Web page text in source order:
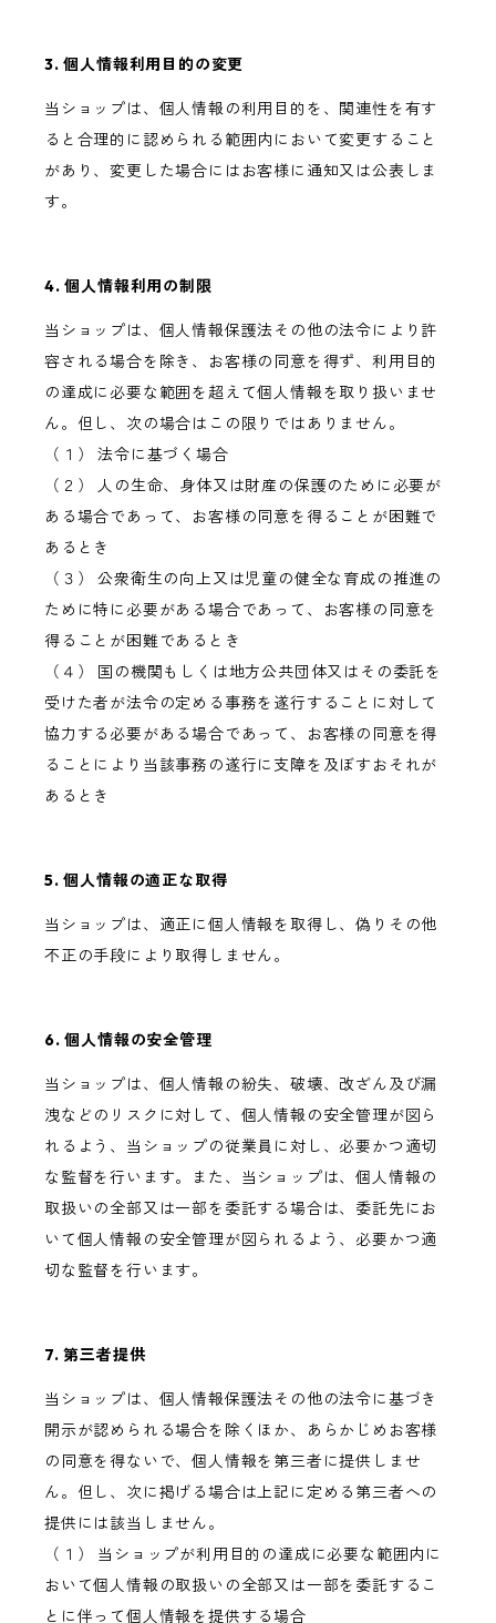
3. 個人情報利用目的の変更
当ショップは、個人情報の利用目的を、関連性を有す
ると合理的に認められる範囲内において変更すること
があり、変更した場合にはお客様に通知又は公表しま
す。
4. 個人情報利用の制限
当ショップは、個人情報保護法その他の法令により許
容される場合を除き、お客様の同意を得ず、利用目的
の達成に必要な範囲を超えて個人情報を取り扱いませ
ん。但し、次の場合はこの限りではありません。
（１） 法令に基づく場合
（２） 人の生命、身体又は財産の保護のために必要が
ある場合であって、お客様の同意を得ることが困難で
あるとき
（３） 公衆衛生の向上又は児童の健全な育成の推進の
ために特に必要がある場合であって、お客様の同意を
得ることが困難であるとき
（４） 国の機関もしくは地方公共団体又はその委託を
受けた者が法令の定める事務を遂行することに対して
協力する必要がある場合であって、お客様の同意を得
ることにより当該事務の遂行に支障を及ぼすおそれが
あるとき
5. 個人情報の適正な取得
当ショップは、適正に個人情報を取得し、偽りその他
不正の手段により取得しません。
6. 個人情報の安全管理
当ショップは、個人情報の紛失、破壊、改ざん及び漏
洩などのリスクに対して、個人情報の安全管理が図ら
れるよう、当ショップの従業員に対し、必要かつ適切
な監督を行います。また、当ショップは、個人情報の
取扱いの全部又は一部を委託する場合は、委託先にお
いて個人情報の安全管理が図られるよう、必要かつ適
切な監督を行います。
7. 第三者提供
当ショップは、個人情報保護法その他の法令に基づき
開示が認められる場合を除くほか、あらかじめお客様
の同意を得ないで、個人情報を第三者に提供しませ
ん。但し、次に掲げる場合は上記に定める第三者への
提供には該当しません。
（１） 当ショップが利用目的の達成に必要な範囲内に
おいて個人情報の取扱いの全部又は一部を委託するこ
とに伴って個人情報を提供する場合